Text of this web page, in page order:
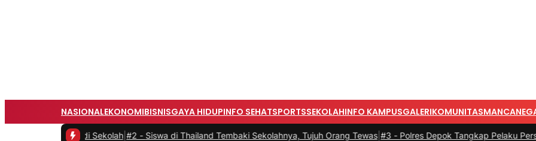
NASIONALEKONOMIBISNISGAYA HIDUPINFO SEHATSPORTSSEKOLAHINFO KAMPUSGALERIKOMUNITAS
Senjata di Sekolah|#2 -Siswa di Thailand Tembaki Sekolahnya, Tujuh Orang Tewas|#3 -Polres Depok Tangkap Pelaku